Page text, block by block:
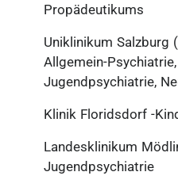
Propädeutikums
Uniklinikum Salzburg
Allgemein-
Jugendpsychiatrie,
Klinik Floridsdorf -
Landesklinikum
Jugendpsychiatrie